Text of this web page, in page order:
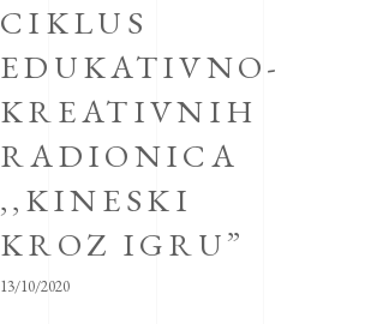
CIKLUS
EDUKATIVNO-
KREATIVNIH
RADIONICA
,,KINESKI
KROZ IGRU”
13/10/2020